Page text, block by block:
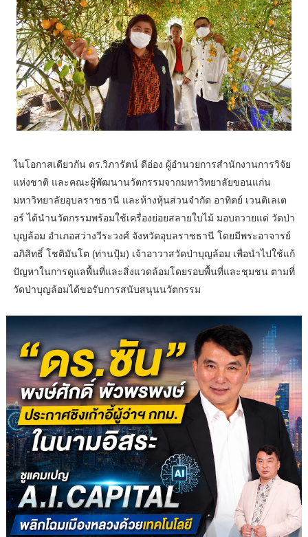
ในโอกาสเดียวกัน ดร.วิภารัตน์ ดีอ่อง ผู้อำนวยการสำนักงานการวิจัย
แห่งชาติ และคณะผู้พัฒนานวัตกรรมจากมหาวิทยาลัยขอนแก่น
มหาวิทยาลัยอุบลราชธานี และห้างหุ้นส่วนจำกัด อาทิตย์ เวนติเลเต
อร์ ได้นำนวัตกรรมพร้อมใช้เครื่องย่อยสลายใบไม้ มอบถวายแด่ วัดป่า
บุญล้อม อำเภอสว่างวีระวงศ์ จังหวัดอุบลราชธานี โดยมีพระอาจารย์
อภิสิทธิ์ โชติมันโต (ท่านปุ้ม) เจ้าอาวาสวัดป่าบุญล้อม เพื่อนำไปใช้แก้
ปัญหาในการดูแลพื้นที่และสิ่งแวดล้อมโดยรอบพื้นที่และชุมชน ตามที่
วัดป่าบุญล้อมได้ขอรับการสนับสนุนนวัตกรรม